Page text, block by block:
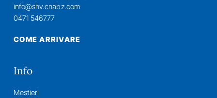
info@shv.cnabz.com
0471 546777
COME ARRIVARE
Info
Mestieri